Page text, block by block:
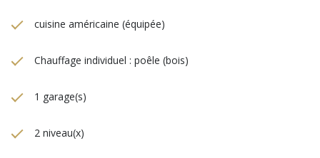
cuisine américaine (équipée)
Chauffage individuel : poêle (bois)
1 garage(s)
2 niveau(x)